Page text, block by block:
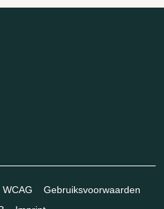
WCAG
Gebruiksvoorwaarden